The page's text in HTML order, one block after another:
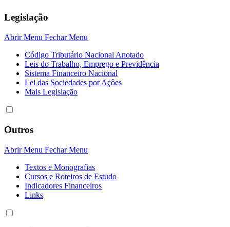
Legislação
Abrir Menu Fechar Menu
Código Tributário Nacional Anotado
Leis do Trabalho, Emprego e Previdência
Sistema Financeiro Nacional
Lei das Sociedades por Açôes
Mais Legislação
Outros
Abrir Menu Fechar Menu
Textos e Monografias
Cursos e Roteiros de Estudo
Indicadores Financeiros
Links